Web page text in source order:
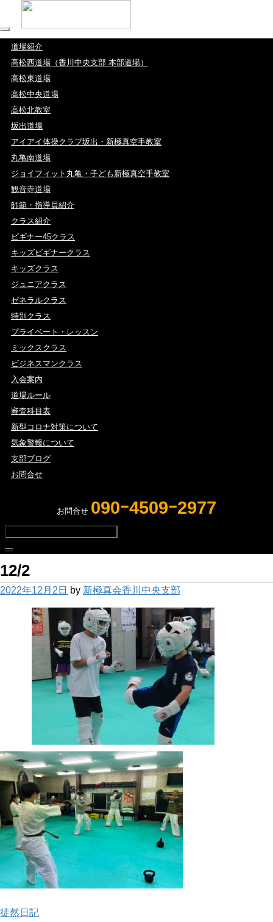
道場紹介
高松西道場（香川中央支部 本部道場）
高松東道場
高松中央道場
高松北教室
坂出道場
アイアイ体操クラブ坂出・新極真空手教室
丸亀南道場
ジョイフィット丸亀・子ども新極真空手教室
観音寺道場
師範・指導員紹介
クラス紹介
ビギナー45クラス
キッズビギナークラス
キッズクラス
ジュニアクラス
ゼネラルクラス
特別クラス
プライベート・レッスン
ミックスクラス
ビジネスマンクラス
入会案内
道場ルール
審査科目表
新型コロナ対策について
気象警報について
支部ブログ
お問合せ
お問合せ 090ｰ4509ｰ2977
12/2
2022年12月2日 by 新極真会香川中央支部
徒然日記